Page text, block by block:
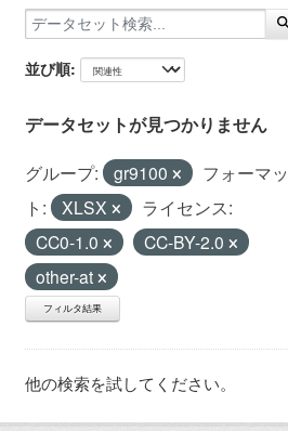
並び順
データセットが見つかりません
グループ: gr9100
フォーマッ
ト:
XLSX
ライセンス:
CC0-1.0
CC-BY-2.0
other-at
フィルタ結果
他の検索を試してください。